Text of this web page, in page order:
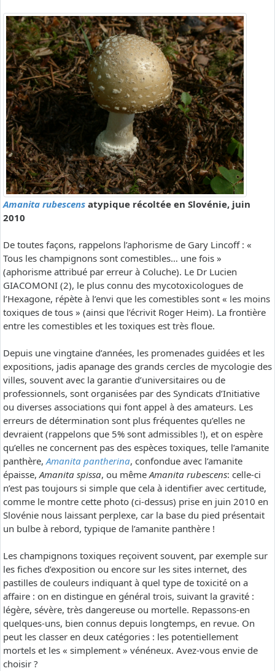
Amanita rubescens atypique récoltée en Slovénie, juin
2010
De toutes façons, rappelons l’aphorisme de Gary Lincoff : «
Tous les champignons sont comestibles… une fois »
(aphorisme attribué par erreur à Coluche). Le Dr Lucien
GIACOMONI (2), le plus connu des mycotoxicologues de
l’Hexagone, répète à l’envi que les comestibles sont « les moins
toxiques de tous » (ainsi que l’écrivit Roger Heim). La frontière
entre les comestibles et les toxiques est très floue.
Depuis une vingtaine d’années, les promenades guidées et les
expositions, jadis apanage des grands cercles de mycologie des
villes, souvent avec la garantie d’universitaires ou de
professionnels, sont organisées par des Syndicats d’Initiative
ou diverses associations qui font appel à des amateurs. Les
erreurs de détermination sont plus fréquentes qu’elles ne
devraient (rappelons que 5% sont admissibles !), et on espère
qu’elles ne concernent pas des espèces toxiques, telle l’amanite
panthère,Amanita pantherina, confondue avec l’amanite
épaisse,Amanita spissa, ou mêmeAmanita rubescens: celle-ci
n’est pas toujours si simple que cela à identifier avec certitude,
comme le montre cette photo (ci-dessus) prise en juin 2010 en
Slovénie nous laissant perplexe, car la base du pied présentait
un bulbe à rebord, typique de l’amanite panthère !
Les champignons toxiques reçoivent souvent, par exemple sur
les fiches d’exposition ou encore sur les sites internet, des
pastilles de couleurs indiquant à quel type de toxicité on a
affaire : on en distingue en général trois, suivant la gravité :
légère, sévère, très dangereuse ou mortelle. Repassons-en
quelques-uns, bien connus depuis longtemps, en revue. On
peut les classer en deux catégories : les potentiellement
mortels et les « simplement » vénéneux. Avez-vous envie de
choisir ?